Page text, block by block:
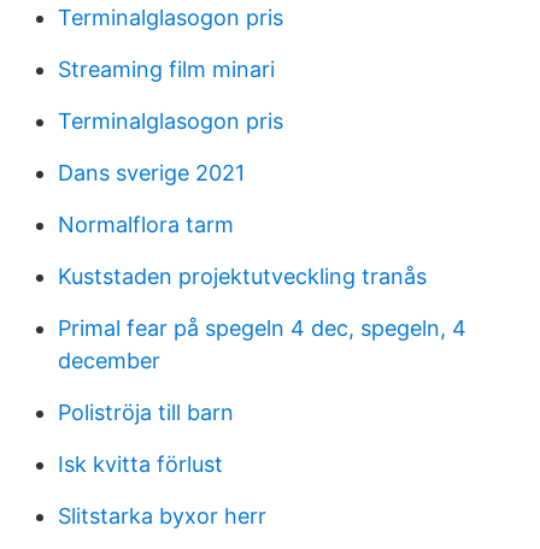
Terminalglasogon pris
Streaming film minari
Terminalglasogon pris
Dans sverige 2021
Normalflora tarm
Kuststaden projektutveckling tranås
Primal fear på spegeln 4 dec, spegeln, 4
december
Poliströja till barn
Isk kvitta förlust
Slitstarka byxor herr